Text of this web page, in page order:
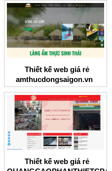
Thiết kế web giá rẻ
amthucdongsaigon.vn
Thiết kế web giá rẻ